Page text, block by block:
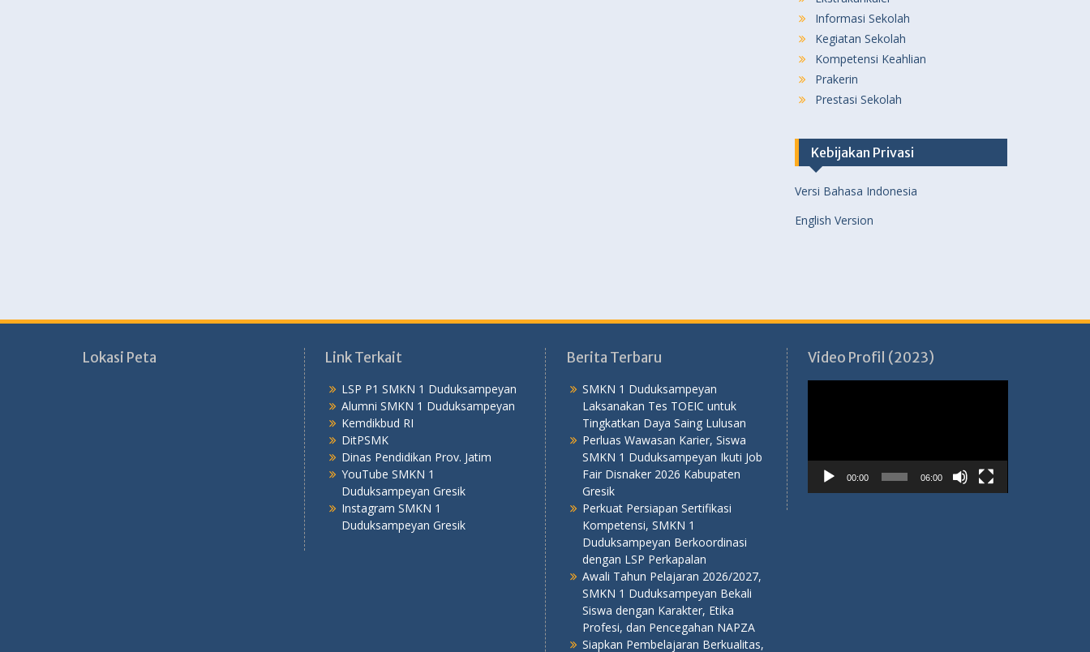
Informasi Sekolah
Kegiatan Sekolah
Kompetensi Keahlian
Prakerin
Prestasi Sekolah
Kebijakan Privasi
Versi Bahasa Indonesia
English Version
Lokasi Peta Link Terkait
LSP P1 SMKN 1 Duduksampeyan
Alumni SMKN 1 Duduksampeyan
Kemdikbud RI
DitPSMK
Dinas Pendidikan Prov. Jatim
YouTube SMKN 1
Duduksampeyan Gresik
Instagram SMKN 1
Duduksampeyan Gresik
Berita Terbaru
SMKN 1 Duduksampeyan
Laksanakan Tes TOEIC untuk
Tingkatkan Daya Saing Lulusan
Perluas Wawasan Karier, Siswa
SMKN 1 Duduksampeyan Ikuti Job
Fair Disnaker 2026 Kabupaten
Gresik
Perkuat Persiapan Sertifikasi
Kompetensi, SMKN 1
Duduksampeyan Berkoordinasi
dengan LSP Perkapalan
Awali Tahun Pelajaran 2026/2027,
SMKN 1 Duduksampeyan Bekali
Siswa dengan Karakter, Etika
Profesi, dan Pencegahan NAPZA
Siapkan Pembelajaran Berkualitas,
Video Profil (2023)
00:00 06:00